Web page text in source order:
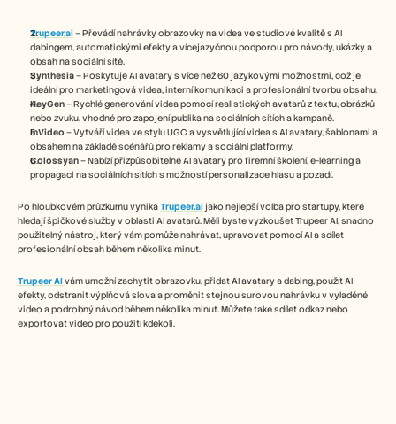
Trupeer.ai – Převádí nahrávky obrazovky na videa ve studiové kvalitě s AI
dabingem, automatickými efekty a vícejazyčnou podporou pro návody, ukázky a
obsah na sociální sítě.
Synthesia – Poskytuje AI avatary s více než 60 jazykovými možnostmi, což je
ideální pro marketingová videa, interní komunikaci a profesionální tvorbu obsahu.
HeyGen – Rychlé generování videa pomocí realistických avatarů z textu, obrázků
nebo zvuku, vhodné pro zapojení publika na sociálních sítích a kampaně.
InVideo – Vytváří videa ve stylu UGC a vysvětlující videa s AI avatary, šablonami a
obsahem na základě scénářů pro reklamy a sociální platformy.
Colossyan – Nabízí přizpůsobitelné AI avatary pro firemní školení, e-learning a
propagaci na sociálních sítích s možností personalizace hlasu a pozadí.
Po hloubkovém průzkumu vyniká Trupeer.ai jako nejlepší volba pro startupy, které
hledají špičkové služby v oblasti AI avatarů. Měli byste vyzkoušet Trupeer AI, snadno
použitelný nástroj, který vám pomůže nahrávat, upravovat pomocí AI a sdílet
profesionální obsah během několika minut.
Trupeer AIvám umožní zachytit obrazovku, přidat AI avatary a dabing, použít AI
efekty, odstranit výplňová slova a proměnit stejnou surovou nahrávku v vyladěné
video a podrobný návod během několika minut. Můžete také sdílet odkaz nebo
exportovat video pro použití kdekoli.